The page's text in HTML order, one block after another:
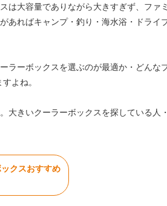
は大容量でありながら大きすぎず、ファ
あればキャンプ・釣り・海水浴・ドライ
ラーボックスを選ぶのが最適か・どんな
よね。
大きいクーラーボックスを探している人
クスおすすめ